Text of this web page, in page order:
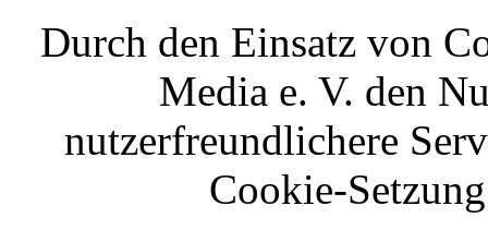
Durch den Einsatz von
Media e. V. den
nutzerfreundlichere
Cookie-